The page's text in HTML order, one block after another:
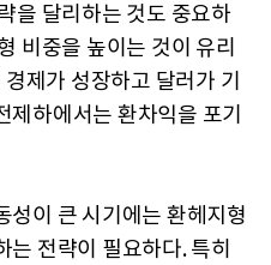
을 달리하는 것도 중요하
비중을 높이는 것이 유리
제가 성장하고 달러가 기
하에서는 환차익을 포기
성이 큰 시기에는 환헤지형
전략이 필요하다. 특히